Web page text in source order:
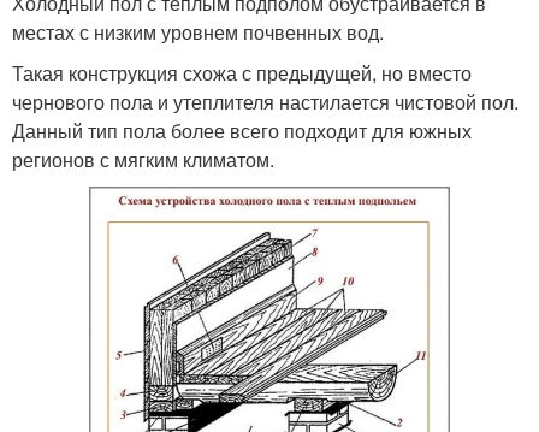
местах с низким уровнем почвенных вод.
Такая конструкция схожа с предыдущей, но вместо
чернового пола и утеплителя настилается чистовой пол.
Данный тип пола более всего подходит для южных
регионов с мягким климатом.